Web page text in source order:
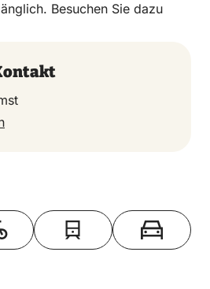
Besuchen Sie dazu
op kaart